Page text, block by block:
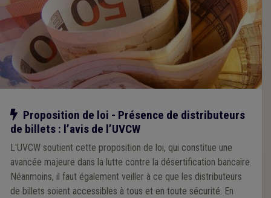
Notre action
Proposition de loi - Présence de distributeurs
de billets : l’avis de l’UVCW
L'UVCW soutient cette proposition de loi, qui constitue une
avancée majeure dans la lutte contre la désertification bancaire.
Néanmoins, il faut également veiller à ce que les distributeurs
de billets soient accessibles à tous et en toute sécurité. En